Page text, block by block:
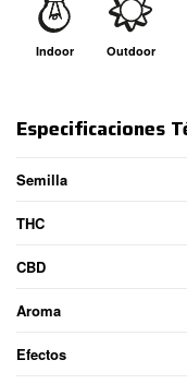
Indoor Outdoor
Especificaciones
Semilla
THC
CBD
Aroma
Efectos